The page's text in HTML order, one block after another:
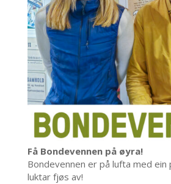
Få Bondevennen på øyra!
Bondevennen er på lufta med
luktar fjøs av!